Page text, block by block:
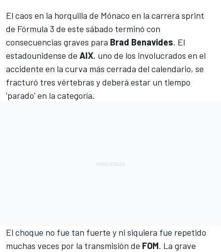
El caos en la horquilla de Mónaco en la carrera sprint
de Fórmula 3 de este sábado terminó con
consecuencias graves para Brad Benavides. El
estadounidense de AIX, uno de los involucrados en el
accidente en la curva más cerrada del calendario, se
fracturó tres vértebras y deberá estar un tiempo
'parado' en la categoría.
El choque no fue tan fuerte y ni siquiera fue repetido
muchas veces por la transmisión de FOM. La grave